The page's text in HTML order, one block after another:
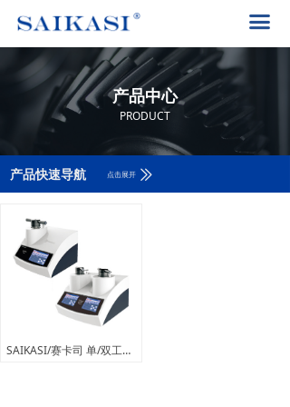
끀
首页
关于赛卡司
解决方案
赛卡司服务
联系我们
끅 400-8617-185
产品中心
PRODUCT
产品中心
PRODUCT
ꅀ
产品快速导航 点击展开
SAIKASI/赛卡司 单/双工位全自动镶嵌机FXQAP系列